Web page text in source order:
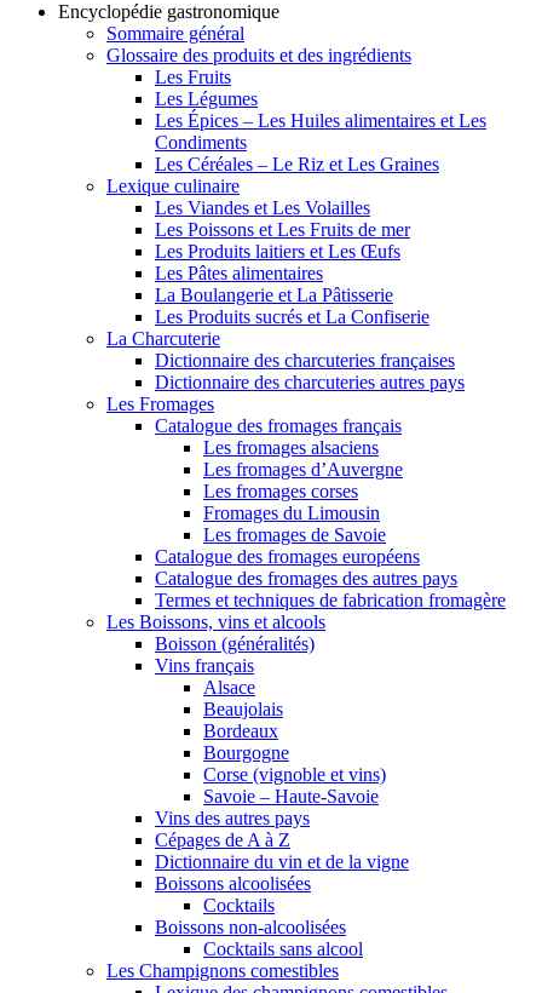
Encyclopédie gastronomique
Sommaire général
Glossaire des produits et des ingrédients
Les Fruits
Les Légumes
Les Épices – Les Huiles alimentaires et Les
Condiments
Les Céréales – Le Riz et Les Graines
Lexique culinaire
Les Viandes et Les Volailles
Les Poissons et Les Fruits de mer
Les Produits laitiers et Les Œufs
Les Pâtes alimentaires
La Boulangerie et La Pâtisserie
Les Produits sucrés et La Confiserie
La Charcuterie
Dictionnaire des charcuteries françaises
Dictionnaire des charcuteries autres pays
Les Fromages
Catalogue des fromages français
Les fromages alsaciens
Les fromages d’Auvergne
Les fromages corses
Fromages du Limousin
Les fromages de Savoie
Catalogue des fromages européens
Catalogue des fromages des autres pays
Termes et techniques de fabrication fromagère
Les Boissons, vins et alcools
Boisson (généralités)
Vins français
Alsace
Beaujolais
Bordeaux
Bourgogne
Corse (vignoble et vins)
Savoie – Haute-Savoie
Vins des autres pays
Cépages de A à Z
Dictionnaire du vin et de la vigne
Boissons alcoolisées
Cocktails
Boissons non-alcoolisées
Cocktails sans alcool
Les Champignons comestibles